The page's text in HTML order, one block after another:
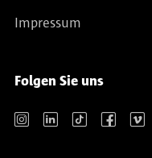
Impressum
Folgen Sie uns
Instagram LinkedIn TikTok Facebook Vimeo